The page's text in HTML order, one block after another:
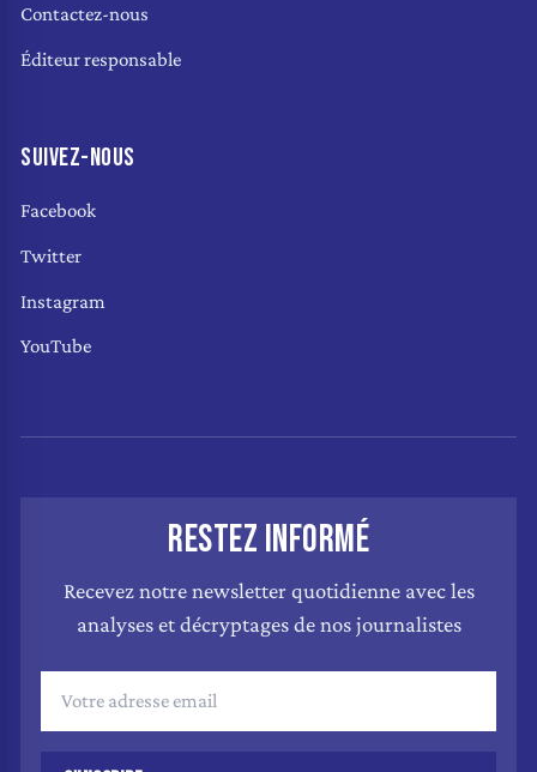
Contactez-nous
Éditeur responsable
SUIVEZ-NOUS
Facebook
Twitter
Instagram
YouTube
RESTEZ INFORMÉ
Recevez notre newsletter quotidienne avec les
analyses et décryptages de nos journalistes